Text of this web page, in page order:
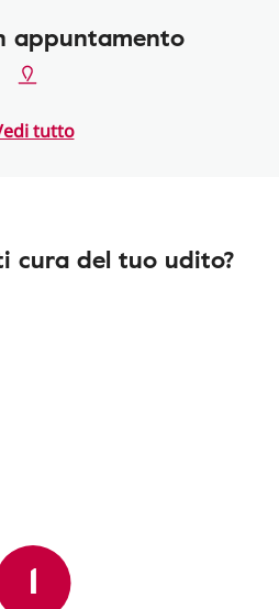
appuntamento
tutto
cura del tuo udito?
1